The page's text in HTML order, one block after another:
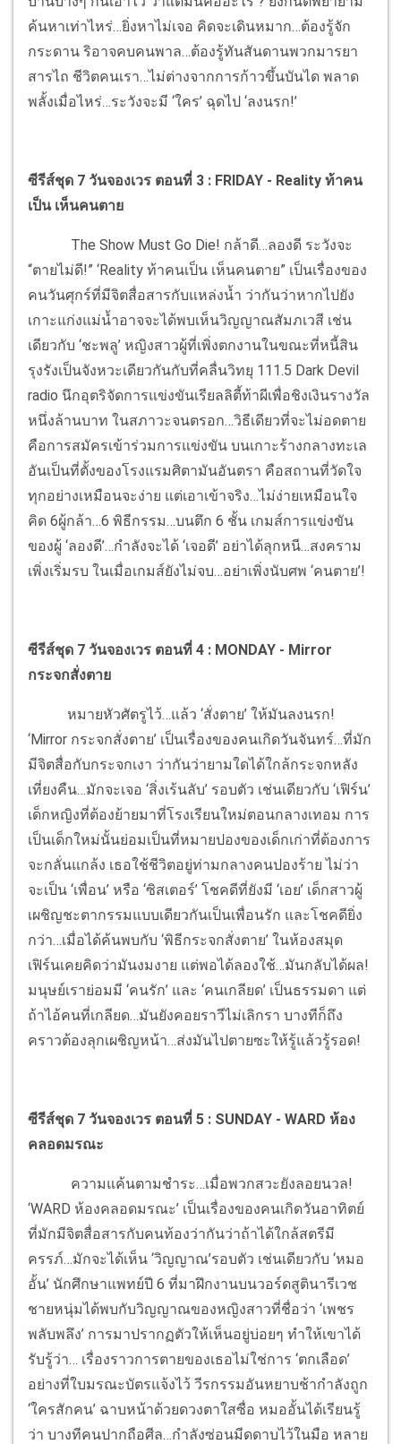
ค้นหาเท่าไหร่…ยิ่งหาไม่เจอ คิดจะเดินหมาก…ต้องรู้จัก
กระดาน ริอาจคบคนพาล…ต้องรู้ทันสันดานพวกมารยา
สารไถ ชีวิตคนเรา…ไม่ต่างจากการก้าวขึ้นบันได พลาด
พลั้งเมื่อไหร่…ระวังจะมี ‘ใคร’ ฉุดไป ‘ลงนรก!’
ซีรีส์ชุด 7 วันจองเวร ตอนที่ 3 : FRIDAY - Reality ท้าคน
เป็น เห็นคนตาย
The Show Must Go Die! กล้าดี…ลองดี ระวังจะ
“ตายไม่ดี!” ‘Reality ท้าคนเป็น เห็นคนตาย” เป็นเรื่องของ
คนวันศุกร์ที่มีจิตสื่อสารกับแหล่งน้ำ ว่ากันว่าหากไปยัง
เกาะแก่งแม่น้ำอาจจะได้พบเห็นวิญญาณสัมภเวสี เช่น
เดียวกับ ‘ชะพลู’ หญิงสาวผู้ที่เพิ่งตกงานในขณะที่หนี้สิน
รุงรังเป็นจังหวะเดียวกันกับที่คลื่นวิทยุ 111.5 Dark Devil
radio นึกอุตริจัดการแข่งขันเรียลลิตี้ท้าผีเพื่อชิงเงินรางวัล
หนึ่งล้านบาท ในสภาวะจนตรอก…วิธีเดียวที่จะไม่อดตาย
คือการสมัครเข้าร่วมการแข่งขัน บนเกาะร้างกลางทะเล
อันเป็นที่ตั้งของโรงแรมศิตามันอันตรา คือสถานที่วัดใจ
ทุกอย่างเหมือนจะง่าย แต่เอาเข้าจริง…ไม่ง่ายเหมือนใจ
คิด 6ผู้กล้า…6 พิธีกรรม…บนตึก 6 ชั้น เกมส์การแข่งขัน
ของผู้ ‘ลองดี’…กำลังจะได้ ‘เจอดี’ อย่าได้ลุกหนี…สงคราม
เพิ่งเริ่มรบ ในเมื่อเกมส์ยังไม่จบ…อย่าเพิ่งนับศพ ‘คนตาย’!
ซีรีส์ชุด 7 วันจองเวร ตอนที่ 4 : MONDAY - Mirror
กระจกสั่งตาย
หมายหัวศัตรูไว้…แล้ว ‘สั่งตาย’ ให้มันลงนรก!
‘Mirror กระจกสั่งตาย’ เป็นเรื่องของคนเกิดวันจันทร์…ที่มัก
มีจิตสื่อกับกระจกเงา ว่ากันว่ายามใดได้ใกล้กระจกหลัง
เที่ยงคืน…มักจะเจอ ‘สิ่งเร้นลับ’ รอบตัว เช่นเดียวกับ ‘เฟิร์น’
เด็กหญิงที่ต้องย้ายมาที่โรงเรียนใหม่ตอนกลางเทอม การ
เป็นเด็กใหม่นั้นย่อมเป็นที่หมายปองของเด็กเก่าที่ต้องการ
จะกลั่นแกล้ง เธอใช้ชีวิตอยู่ท่ามกลางคนปองร้าย ไม่ว่า
จะเป็น ‘เพื่อน’ หรือ ‘ซิสเตอร์’ โชคดีที่ยังมี ‘เอย’ เด็กสาวผู้
เผชิญชะตากรรมแบบเดียวกันเป็นเพื่อนรัก และโชคดียิ่ง
กว่า…เมื่อได้ค้นพบกับ ‘พิธีกระจกสั่งตาย’ ในห้องสมุด
เฟิร์นเคยคิดว่ามันงมงาย แต่พอได้ลองใช้…มันกลับได้ผล!
มนุษย์เราย่อมมี ‘คนรัก’ และ ‘คนเกลียด’ เป็นธรรมดา แต่
ถ้าไอ้คนที่เกลียด…มันยังคอยราวีไม่เลิกรา บางทีก็ถึง
คราวต้องลุกเผชิญหน้า…ส่งมันไปตายซะให้รู้แล้วรู้รอด!
ซีรีส์ชุด 7 วันจองเวร ตอนที่ 5 : SUNDAY - WARD ห้อง
คลอดมรณะ
ความแค้นตามชำระ…เมื่อพวกสวะยังลอยนวล!
‘WARD ห้องคลอดมรณะ’ เป็นเรื่องของคนเกิดวันอาทิตย์
ที่มักมีจิตสื่อสารกับคนท้องว่ากันว่าถ้าได้ใกล้สตรีมี
ครรภ์…มักจะได้เห็น ‘วิญญาณ’รอบตัว เช่นเดียวกับ ‘หมอ
อั้น’ นักศึกษาแพทย์ปี 6 ที่มาฝึกงานบนวอร์ดสูตินารีเวช
ชายหนุ่มได้พบกับวิญญาณของหญิงสาวที่ชื่อว่า ‘เพชร
พลับพลึง’ การมาปรากฏตัวให้เห็นอยู่บ่อยๆ ทำให้เขาได้
รับรู้ว่า… เรื่องราวการตายของเธอไม่ใช่การ ‘ตกเลือด’
อย่างที่ใบมรณะบัตรแจ้งไว้ วีรกรรมอันหยาบช้ากำลังถูก
‘ใครสักคน’ ฉาบหน้าด้วยดวงตาใสซื่อ หมออั้นได้เรียนรู้
ว่า บางทีคนปากถือศีล…กำลังซ่อนมีดดาบไว้ในมือ หลาย